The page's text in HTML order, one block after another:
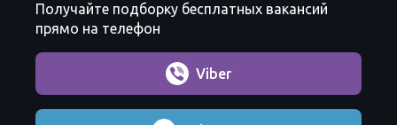
Получайте подборку бесплатных вакансий
прямо на телефон
Viber